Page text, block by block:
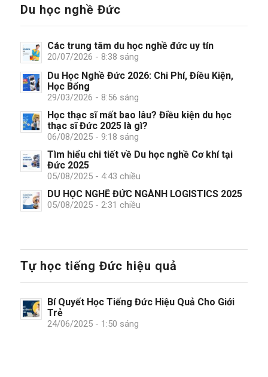
Du học nghề Đức
Các trung tâm du học nghề đức uy tín
20/07/2026 - 8:38 sáng
Du Học Nghề Đức 2026: Chi Phí, Điều Kiện,
Học Bổng
29/03/2026 - 8:56 sáng
Học thạc sĩ mất bao lâu? Điều kiện du học
thạc sĩ Đức 2025 là gì?
06/08/2025 - 9:18 sáng
Tìm hiểu chi tiết về Du học nghề Cơ khí tại
Đức 2025
05/08/2025 - 4:43 chiều
DU HỌC NGHỀ ĐỨC NGÀNH LOGISTICS 2025
05/08/2025 - 2:31 chiều
Tự học tiếng Đức hiệu quả
Bí Quyết Học Tiếng Đức Hiệu Quả Cho Giới
Trẻ
24/06/2025 - 1:50 sáng